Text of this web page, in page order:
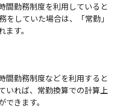
勤務制度を利用していると
をしていた場合は、「常勤」
す。
勤務制度などを利用すると
いれば、常勤換算での計算上
きます。